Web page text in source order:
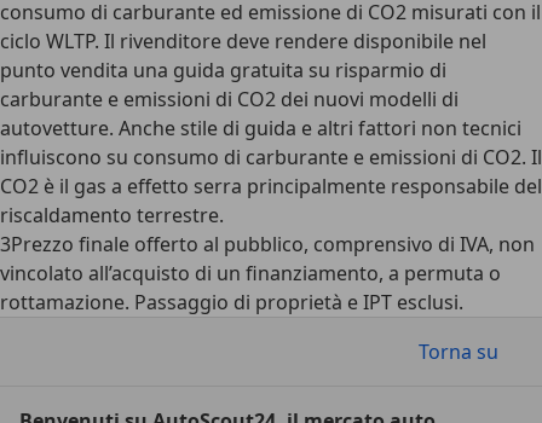
consumo di carburante ed emissione di CO2 misurati con il
ciclo WLTP. Il rivenditore deve rendere disponibile nel
punto vendita una guida gratuita su risparmio di
carburante e emissioni di CO2 dei nuovi modelli di
autovetture. Anche stile di guida e altri fattori non tecnici
influiscono su consumo di carburante e emissioni di CO2. Il
CO2 è il gas a effetto serra principalmente responsabile del
riscaldamento terrestre.
3Prezzo finale offerto al pubblico, comprensivo di IVA, non
vincolato all’acquisto di un finanziamento, a permuta o
rottamazione. Passaggio di proprietà e IPT esclusi.
Torna su